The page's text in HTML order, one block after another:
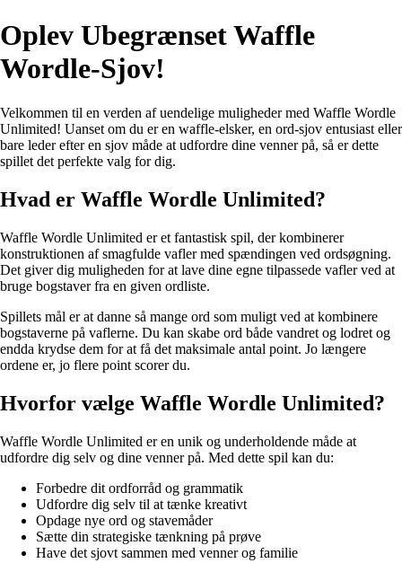
Oplev Ubegrænset Waffle
Wordle-Sjov!
Velkommen til en verden af uendelige muligheder med Waffle Wordle
Unlimited! Uanset om du er en waffle-elsker, en ord-sjov entusiast eller
bare leder efter en sjov måde at udfordre dine venner på, så er dette
spillet det perfekte valg for dig.
Hvad er Waffle Wordle Unlimited?
Waffle Wordle Unlimited er et fantastisk spil, der kombinerer
konstruktionen af ​​smagfulde vafler med spændingen ved ordsøgning.
Det giver dig muligheden for at lave dine egne tilpassede vafler ved at
bruge bogstaver fra en given ordliste.
Spillets mål er at danne så mange ord som muligt ved at kombinere
bogstaverne på vaflerne. Du kan skabe ord både vandret og lodret og
endda krydse dem for at få det maksimale antal point. Jo længere
ordene er, jo flere point scorer du.
Hvorfor vælge Waffle Wordle Unlimited?
Waffle Wordle Unlimited er en unik og underholdende måde at
udfordre dig selv og dine venner på. Med dette spil kan du:
Forbedre dit ordforråd og grammatik
Udfordre dig selv til at tænke kreativt
Opdage nye ord og stavemåder
Sætte din strategiske tænkning på prøve
Have det sjovt sammen med venner og familie